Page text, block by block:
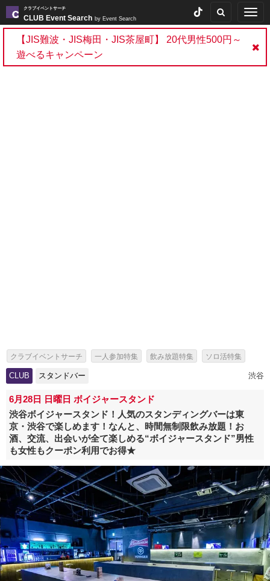
クラブイベントサーチ
CLUB Event Search by Event Search
【JIS難波・JIS梅田・JIS茶屋町】 20代男性500円～
遊べるキャンペーン
クラブイベントサーチ 一人参加特集 飲み放題特集 ソロ活特集
出会いイベント特集
CLUB スタンドバー 渋谷
6月28日 日曜日 ボイジャースタンド
渋谷ボイジャースタンド！人気のスタンディングバーは東
京・渋谷で楽しめます！なんと、時間無制限飲み放題！お
酒、交流、出会いが全て楽しめる“ボイジャースタンド”男性
も女性もクーポン利用でお得★